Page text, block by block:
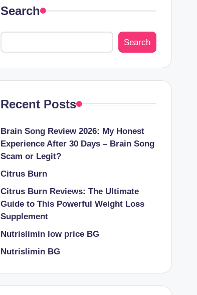
Search
Search
Recent Posts
Brain Song Review 2026: My Honest
Experience After 30 Days – Brain Song
Scam or Legit?
Citrus Burn
Citrus Burn Reviews: The Ultimate
Guide to This Powerful Weight Loss
Supplement
Nutrislimin low price BG
Nutrislimin BG